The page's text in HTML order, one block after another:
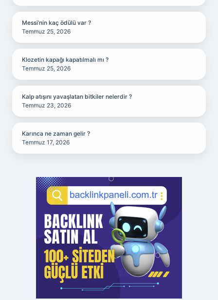
Messi’nin kaç ödülü var ?
Temmuz 25, 2026
Klozetin kapağı kapatılmalı mı ?
Temmuz 25, 2026
Kalp atışını yavaşlatan bitkiler nelerdir ?
Temmuz 23, 2026
Karınca ne zaman gelir ?
Temmuz 17, 2026